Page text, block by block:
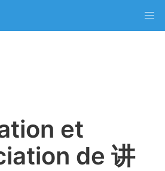
et
de 讲